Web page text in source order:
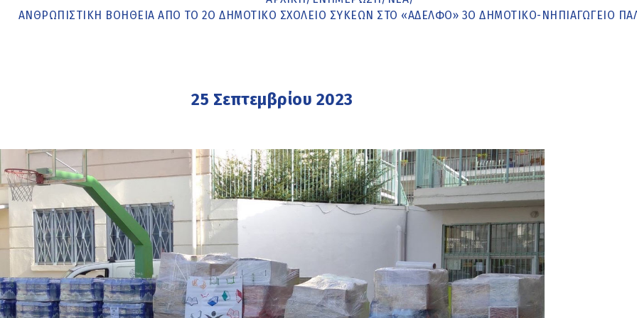
ΑΝΘΡΩΠΙΣΤΙΚΉ ΒΟΉΘΕΙΑ ΑΠΌ ΤΟ 2Ο ΔΗΜΟΤΙΚΌ ΣΧΟΛΕΊΟ ΣΥΚΕΏΝ ΣΤΟ «ΑΔΕΛΦΌ» 3Ο ΔΗΜΟΤΙΚΌ-ΝΗΠΙΑΓΩΓΕΊΟ
25 Σεπτεμβρίου 2023